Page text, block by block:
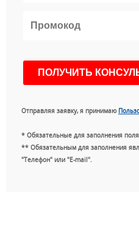
Отправляя заявку, я принимаю
* Обязательные для заполнения
** Обязательным для заполнения
"Телефон" или "E-mail".